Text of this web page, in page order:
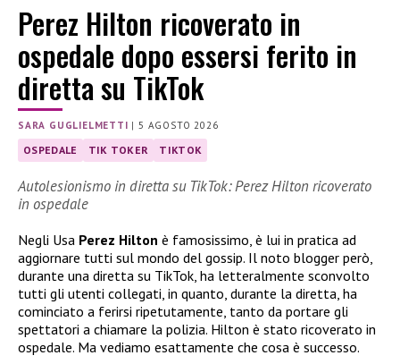
Perez Hilton ricoverato in
ospedale dopo essersi ferito in
diretta su TikTok
SARA GUGLIELMETTI |5 AGOSTO 2026
OSPEDALE TIK TOKER TIKTOK
Autolesionismo in diretta su TikTok: Perez Hilton ricoverato
in ospedale
Negli Usa Perez Hilton è famosissimo, è lui in pratica ad
aggiornare tutti sul mondo del gossip. Il noto blogger però,
durante una diretta su TikTok, ha letteralmente sconvolto
tutti gli utenti collegati, in quanto, durante la diretta, ha
cominciato a ferirsi ripetutamente, tanto da portare gli
spettatori a chiamare la polizia. Hilton è stato ricoverato in
ospedale. Ma vediamo esattamente che cosa è successo.